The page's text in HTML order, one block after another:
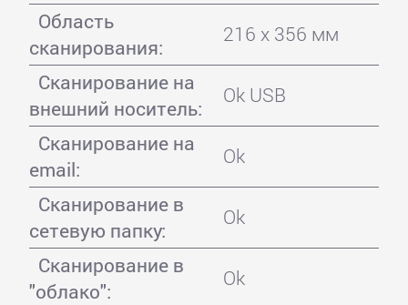
Область
сканирования:
216 x 356 мм
Сканирование на
внешний носитель:
Ok USB
Сканирование на
email:
Ok
Сканирование в
сетевую папку:
Ok
Сканирование в
"облако":
Ok